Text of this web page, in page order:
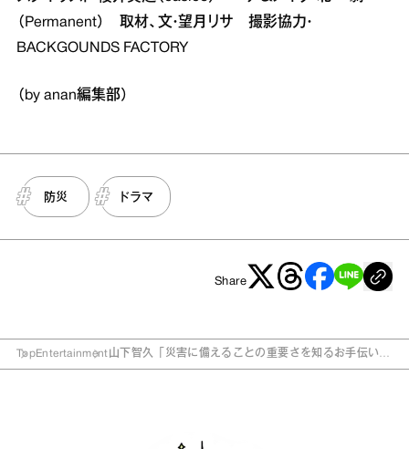
（Permanent） 取材、文・望月リサ 撮影協力・
BACKGOUNDS FACTORY
（by anan編集部）
防災 ドラマ
Share
TopEntertainment 山下智久「災害に備えることの重要さを知るお手伝いが